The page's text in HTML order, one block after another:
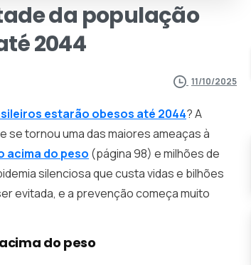
da população
2044
11/10/2025
estarão obesos até 2044? A
tornou uma das maiores ameaças à
acima do peso (página 98) e milhões de
silenciosa que custa vidas e bilhões
evitada, e a prevenção começa muito
do peso